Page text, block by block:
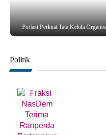
Porlasi Perkuat Tata Kelola
Politik